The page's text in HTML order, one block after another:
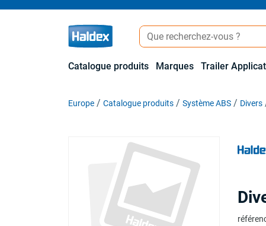
Catalogue produits Marques Trailer
Europe Catalogue produits Système ABS Divers